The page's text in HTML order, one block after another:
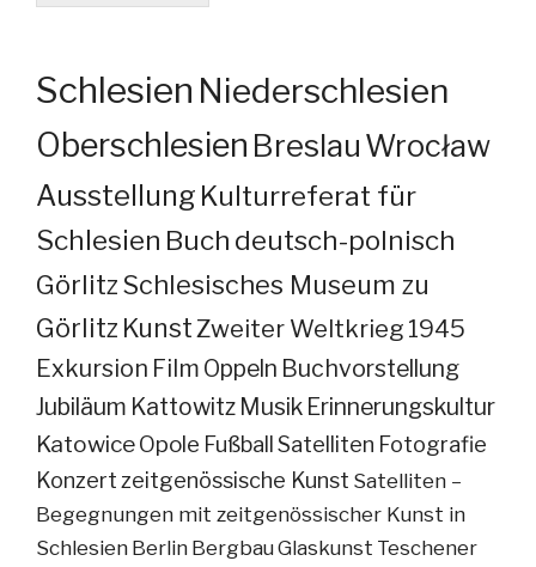
Schlesien Niederschlesien
Oberschlesien Breslau Wrocław
Ausstellung Kulturreferat für
Schlesien Buch deutsch-polnisch
GörlitzSchlesisches Museum zu
Görlitz KunstZweiter Weltkrieg 1945
Exkursion Film Oppeln Buchvorstellung
Jubiläum Kattowitz Musik Erinnerungskultur
KatowiceOpole FußballSatelliten Fotografie
Konzertzeitgenössische Kunst Satelliten –
Begegnungen mit zeitgenössischer Kunst in
Schlesien Berlin BergbauGlaskunst Teschener